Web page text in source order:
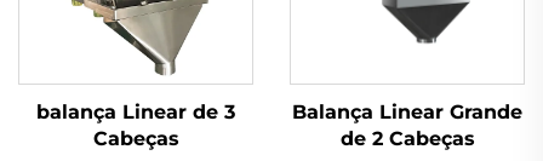
balança Linear de 3
Cabeças
Balança Linear Grande
de 2 Cabeças